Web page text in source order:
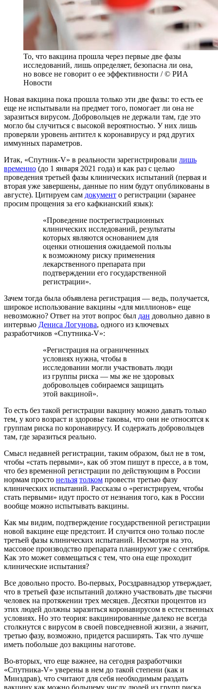
То, что вакцина прошла через первые две фазы
исследований, лишь определяет, безопасна ли она,
но вовсе не говорит о ее эффективности / © РИА
Новости
Новая вакцина пока прошла только эти две фазы: то есть ее
еще не испытывали на предмет того, помогает ли она не
заразиться вирусом. Добровольцев не держали там, где это
могло бы случиться с высокой вероятностью. У них лишь
проверяли уровень антител к коронавирусу и ряд других
иммунных параметров.
Итак, «Спутник-V» в реальности зарегистрировали лишь
временно (до 1 января 2021 года) и как раз с целью
проведения третьей фазы клинических испытаний (первая и
вторая уже завершены, данные по ним будут опубликованы в
августе). Цитируем сам документ о регистрации (заранее
просим прощения за его кафкианский язык):
«Проведение пострегистрационных
клинических исследований, результаты
которых являются основанием для
оценки отношения ожидаемой пользы
к возможному риску применения
лекарственного препарата при
подтверждении его государственной
регистрации».
Зачем тогда была объявлена регистрация — ведь, получается,
широкое использование вакцины «для миллионов» еще
невозможно? Ответ на этот вопрос был дан довольно давно в
интервью Дениса Логунова, одного из ключевых
разработчиков «Спутника-V»:
«Регистрация на ограниченных
условиях нужна, чтобы в
исследовании могли участвовать люди
из группы риска — мы же не здоровых
добровольцев собираемся защищать
этой вакциной».
То есть без такой регистрации вакцину можно давать только
тем, у кого возраст и здоровье таковы, что они не относятся к
группам риска по коронавирусу. И содержать добровольцев
там, где заразиться реально.
Смысл недавней регистрации, таким образом, был не в том,
чтобы «стать первыми», как об этом пишут в прессе, а в том,
что без временной регистрации по действующим в России
нормам просто нельзя толком провести третью фазу
клинических испытаний. Рассказы о «регистрируем, чтобы
стать первыми» идут просто от незнания того, как в России
вообще можно испытывать вакцины.
Как мы видим, подтверждение государственной регистрации
новой вакцине еще предстоит. И случится оно только после
третьей фазы клинических испытаний. Несмотря на это,
массовое производство препарата планируют уже с сентября.
Как это может совмещаться с тем, что она еще проходит
клинические испытания?
Все довольно просто. Во-первых, Росздравнадзор утверждает,
что в третьей фазе испытаний должно участвовать две тысячи
человек на протяжении трех месяцев. Десятки процентов из
этих людей должны заразиться коронавирусом в естественных
условиях. Но это теория: вакцинированные далеко не всегда
столкнутся с вирусом в своей повседневной жизни, а значит,
третью фазу, возможно, придется расширять. Так что лучше
иметь побольше доз вакцины наготове.
Во-вторых, что еще важнее, на сегодня разработчики
«Спутника-V» уверены в нем до такой степени (как и
Минздрав), что считают для себя необходимым раздать